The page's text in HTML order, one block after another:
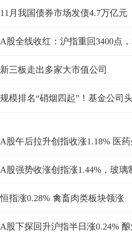
11月我国债券市场发债4.7万亿元
A股全线收红：沪指重回3400点
新三板走出多家大市值公司
规模排名“硝烟四起”！基金公司
A股午后拉升创指收涨1.18% 医
A股强势收涨创指涨1.44%，玻璃
恒指涨0.28% 禽畜肉类板块领涨
A股下探回升沪指半日涨0.24%